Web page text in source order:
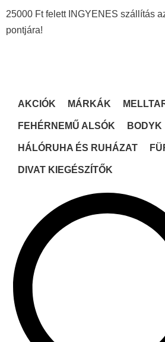
25000 Ft felett INGYENES szállítás
pontjára!
AKCIÓK MÁRKÁK
FEHÉRNEMŰ ALSÓK BODYK
HÁLÓRUHA ÉS RUHÁZAT
DIVAT KIEGÉSZÍTŐK